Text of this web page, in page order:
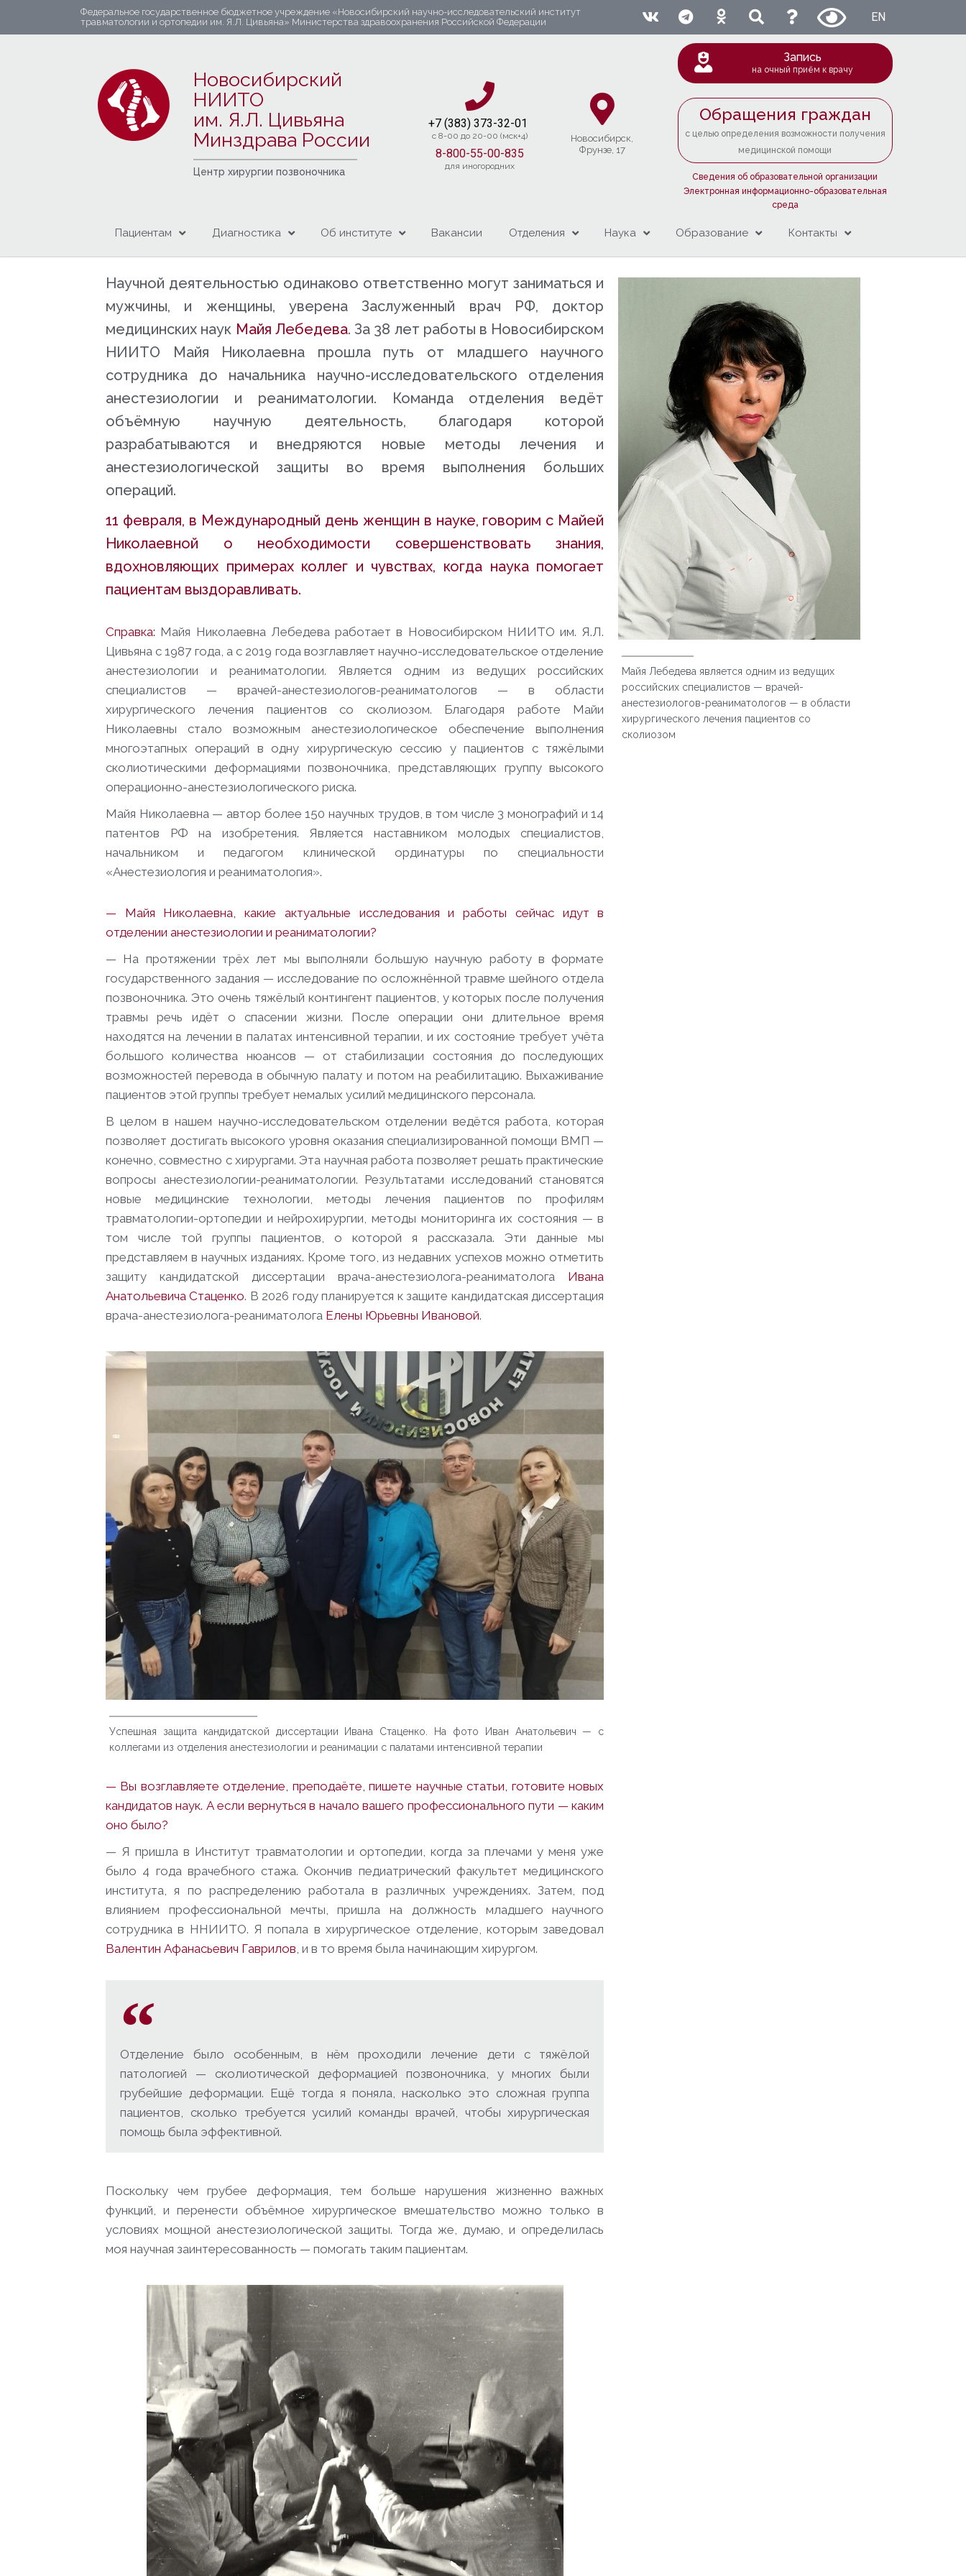
Федеральное государственное бюджетное учреждение «Новосибирский научно-исследовательский институт
травматологии и ортопедии им. Я.Л. Цивьяна» Министерства здравоохранения Российской Федерации
EN
Новосибирский
НИИТО
им. Я.Л. Цивьяна
Минздрава России
Центр хирургии позвоночника
+7 (383) 373-32-01​
c 8-00 до 20-00 (мск+4)
8-800-55-00-835
для иногородних
Новосибирcк,
Фрунзе, 17
Запись
на очный приём к врачу
Обращения граждан
с целью определения возможности получения
медицинской помощи
Сведения об образовательной организации
Электронная информационно-образовательная
среда
Пациентам Диагностика Об институте Вакансии Отделения Наука Образование Контакты
Научной деятельностью одинаково ответственно могут заниматься и
мужчины, и женщины, уверена Заслуженный врач РФ, доктор
медицинских наук Майя Лебедева. За 38 лет работы в Новосибирском
НИИТО Майя Николаевна прошла путь от младшего научного
сотрудника до начальника научно-исследовательского отделения
анестезиологии и реаниматологии. Команда отделения ведёт
объёмную научную деятельность, благодаря которой
разрабатываются и внедряются новые методы лечения и
анестезиологической защиты во время выполнения больших
операций.
11 февраля, в Международный день женщин в науке, говорим с Майей
Николаевной о необходимости совершенствовать знания,
вдохновляющих примерах коллег и чувствах, когда наука помогает
пациентам выздоравливать.
Справка: Майя Николаевна Лебедева работает в Новосибирском НИИТО им. Я.Л.
Цивьяна с 1987 года, а с 2019 года возглавляет научно-исследовательское отделение
анестезиологии и реаниматологии. Является одним из ведущих российских
специалистов — врачей-анестезиологов-реаниматологов — в области
хирургического лечения пациентов со сколиозом. Благодаря работе Майи
Николаевны стало возможным анестезиологическое обеспечение выполнения
многоэтапных операций в одну хирургическую сессию у пациентов с тяжёлыми
сколиотическими деформациями позвоночника, представляющих группу высокого
операционно-анестезиологического риска.
Майя Николаевна — автор более 150 научных трудов, в том числе 3 монографий и 14
патентов РФ на изобретения. Является наставником молодых специалистов,
начальником и педагогом клинической ординатуры по специальности
«Анестезиология и реаниматология».
— Майя Николаевна, какие актуальные исследования и работы сейчас идут в
отделении анестезиологии и реаниматологии?
— На протяжении трёх лет мы выполняли большую научную работу в формате
государственного задания — исследование по осложнённой травме шейного отдела
позвоночника. Это очень тяжёлый контингент пациентов, у которых после получения
травмы речь идёт о спасении жизни. После операции они длительное время
находятся на лечении в палатах интенсивной терапии, и их состояние требует учёта
большого количества нюансов — от стабилизации состояния до последующих
возможностей перевода в обычную палату и потом на реабилитацию. Выхаживание
пациентов этой группы требует немалых усилий медицинского персонала.
В целом в нашем научно-исследовательском отделении ведётся работа, которая
позволяет достигать высокого уровня оказания специализированной помощи ВМП —
конечно, совместно с хирургами. Эта научная работа позволяет решать практические
вопросы анестезиологии-реаниматологии. Результатами исследований становятся
новые медицинские технологии, методы лечения пациентов по профилям
травматологии-ортопедии и нейрохирургии, методы мониторинга их состояния — в
том числе той группы пациентов, о которой я рассказала. Эти данные мы
представляем в научных изданиях. Кроме того, из недавних успехов можно отметить
защиту кандидатской диссертации врача-анестезиолога-реаниматолога Ивана
Анатольевича Стаценко. В 2026 году планируется к защите кандидатская диссертация
врача-анестезиолога-реаниматолога Елены Юрьевны Ивановой.
Успешная защита кандидатской диссертации Ивана Стаценко. На фото Иван Анатольевич — с
коллегами из отделения анестезиологии и реанимации с палатами интенсивной терапии
— Вы возглавляете отделение, преподаёте, пишете научные статьи, готовите новых
кандидатов наук. А если вернуться в начало вашего профессионального пути — каким
оно было?
— Я пришла в Институт травматологии и ортопедии, когда за плечами у меня уже
было 4 года врачебного стажа. Окончив педиатрический факультет медицинского
института, я по распределению работала в различных учреждениях. Затем, под
влиянием профессиональной мечты, пришла на должность младшего научного
сотрудника в ННИИТО. Я попала в хирургическое отделение, которым заведовал
Валентин Афанасьевич Гаврилов , и в то время была начинающим хирургом.
Отделение было особенным, в нём проходили лечение дети с тяжёлой
патологией — сколиотической деформацией позвоночника, у многих были
грубейшие деформации. Ещё тогда я поняла, насколько это сложная группа
пациентов, сколько требуется усилий команды врачей, чтобы хирургическая
помощь была эффективной.
Поскольку чем грубее деформация, тем больше нарушения жизненно важных
функций, и перенести объёмное хирургическое вмешательство можно только в
условиях мощной анестезиологической защиты. Тогда же, думаю, и определилась
моя научная заинтересованность — помогать таким пациентам.
Майя Лебедева является одним из ведущих
российских специалистов — врачей-
анестезиологов-реаниматологов — в области
хирургического лечения пациентов со
сколиозом